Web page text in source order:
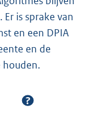
is sprake van
en een DPIA
en de
houden.